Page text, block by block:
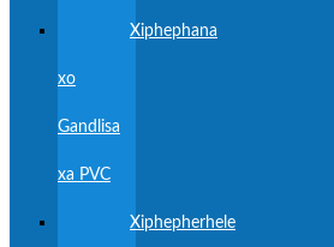
Xiphephana
xo
Gandlisa
xa PVC
Xiphepherhele